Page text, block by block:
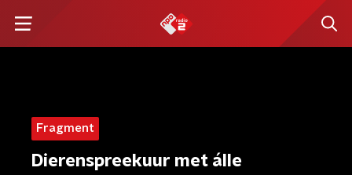
Fragment
Dierenspreekuur met álle